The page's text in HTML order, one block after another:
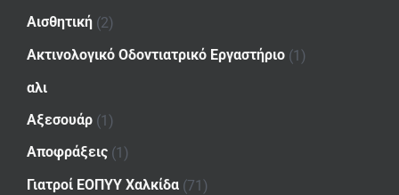
Αισθητική (2)
Ακτινολογικό Οδοντιατρικό Εργαστήριο (1)
αλι
Αξεσουάρ (1)
Αποφράξεις (1)
Γιατροί ΕΟΠΥΥ Χαλκίδα (71)